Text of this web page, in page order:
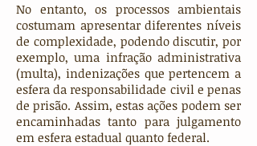
No entanto, os processos ambientais
costumam apresentar diferentes níveis
de complexidade, podendo discutir, por
exemplo, uma infração administrativa
(multa), indenizações que pertencem a
esfera da responsabilidade civil e penas
de prisão. Assim, estas ações podem ser
encaminhadas tanto para julgamento
em esfera estadual quanto federal.